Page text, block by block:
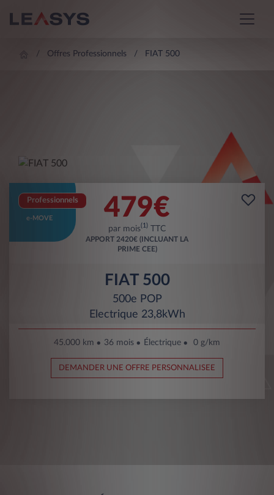
Offres Professionnels FIAT 500
Professionnels
e-MOVE 479€
par mois(1) TTC
APPORT 2420€ (INCLUANT LA
PRIME CEE)
FIAT 500
500e POP
Electrique 23,8kWh
45.000 km 36 mois Électrique 0 g/km
DEMANDER UNE OFFRE PERSONNALISEE